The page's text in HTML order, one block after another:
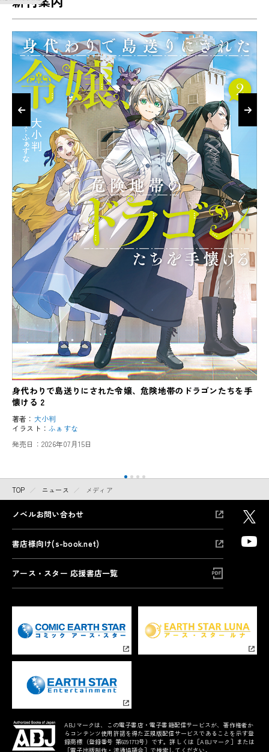
身代わりで島送りにされた令嬢、危険地帯のドラゴンたちを手
懐ける 2
著者： 大小判
イラスト：ふぁすな
発売日： 2026年07月15日
TOP ニュース メディア
ノベルお問い合わせ
書店様向け(s-book.net)
アース・スター 応援書店一覧
ABJマークは、この電子書店・電子書籍配信サービスが、著作権者か
らコンテンツ使用許諾を得た正規版配信サービスであることを示す登
録商標（登録番号 第6091713号）です。詳しくは［ABJマーク］または
［電子出版制作・流通協議会］で検索してください。